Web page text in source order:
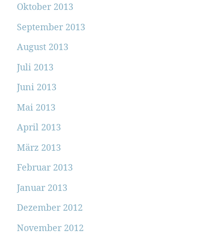
Oktober 2013
September 2013
August 2013
Juli 2013
Juni 2013
Mai 2013
April 2013
März 2013
Februar 2013
Januar 2013
Dezember 2012
November 2012